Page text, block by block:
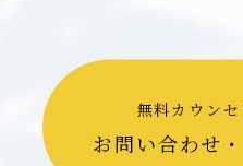
無料カウン
お問い合わせ